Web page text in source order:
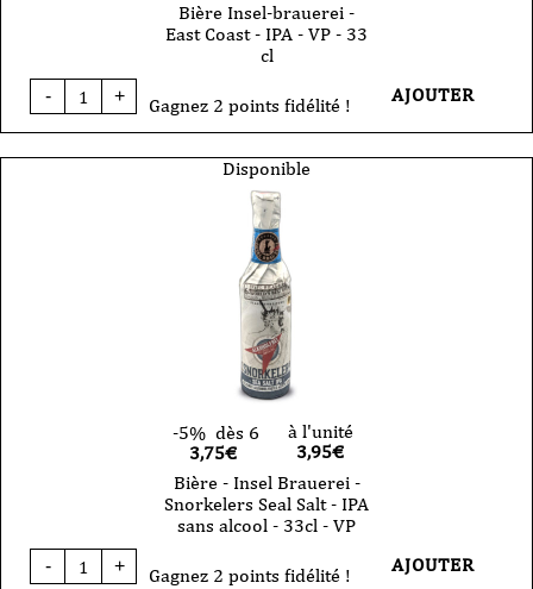
Bière Insel-brauerei -
East Coast - IPA - VP - 33
cl
-
quantité
de
brauerei
+ Gagnez 2 points fidélité ! AJOUTER
Disponible
-5% dès 6
3,75€
à l'unité
3,95€
Bière - Insel Brauerei -
Snorkelers Seal Salt - IPA
sans alcool - 33cl - VP
-
quantité
de
+ Gagnez 2 points fidélité ! AJOUTER